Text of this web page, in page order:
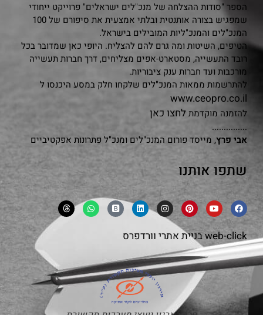
הספר "סודות ההצלחה של מנכ"לים ישראלים" פרוייקט ייחודי
שמפגיש בצורה אותנטית ובלתי אמצעית את סיפורם של 100
המנכ"לים והמנכ"ליות המובילים בישראל.
הטיפים, השיטות ומה גרם להם להצליח. היופי כאן שמדובר בכל
רובד התעשייה, מסטארט-אפים מצליחים, דרך חברות תעשייה
מורכבות ועד חברות ענק ציבוריות.
להתרשמות ממאות המנכ"לים שלקחו חלק במסע היכנסו ל
www.ceopro.co.il
להזמנה מוקדמת לחצו כאן
...............
אבי פרץ, מייסד פורום המנכ"לים ומנכ"ל פתרונות אפקטיביים
שתפו אותנו
web-clickבניית אתרי וורדפרס